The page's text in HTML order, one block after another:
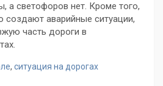
а светофоров нет. Кроме того,
создают аварийные ситуации,
часть дороги в
, ситуация на дорогах